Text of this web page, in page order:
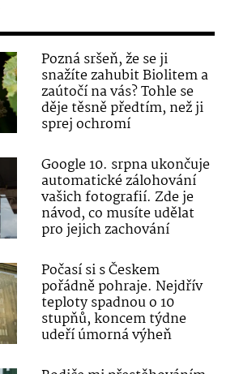
Pozná sršeň, že se ji
snažíte zahubit Biolitem a
zaútočí na vás? Tohle se
děje těsně předtím, než ji
sprej ochromí
Google 10. srpna ukončuje
automatické zálohování
vašich fotografií. Zde je
návod, co musíte udělat
pro jejich zachování
Počasí si s Českem
pořádně pohraje. Nejdřív
teploty spadnou o 10
stupňů, koncem týdne
udeří úmorná výheň